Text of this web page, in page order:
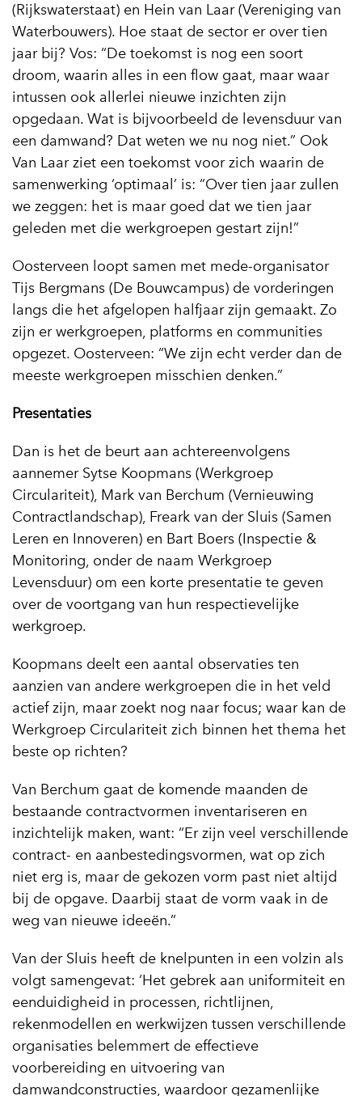
(Rijkswaterstaat) en Hein van Laar (Vereniging van
Waterbouwers). Hoe staat de sector er over tien
jaar bij? Vos: “De toekomst is nog een soort
droom, waarin alles in een flow gaat, maar waar
intussen ook allerlei nieuwe inzichten zijn
opgedaan. Wat is bijvoorbeeld de levensduur van
een damwand? Dat weten we nu nog niet.” Ook
Van Laar ziet een toekomst voor zich waarin de
samenwerking ‘optimaal’ is: “Over tien jaar zullen
we zeggen: het is maar goed dat we tien jaar
geleden met die werkgroepen gestart zijn!”
Oosterveen loopt samen met mede-organisator
Tijs Bergmans (De Bouwcampus) de vorderingen
langs die het afgelopen halfjaar zijn gemaakt. Zo
zijn er werkgroepen, platforms en communities
opgezet. Oosterveen: “We zijn echt verder dan de
meeste werkgroepen misschien denken.”
Presentaties
Dan is het de beurt aan achtereenvolgens
aannemer Sytse Koopmans (Werkgroep
Circulariteit), Mark van Berchum (Vernieuwing
Contractlandschap), Freark van der Sluis (Samen
Leren en Innoveren) en Bart Boers (Inspectie &
Monitoring, onder de naam Werkgroep
Levensduur) om een korte presentatie te geven
over de voortgang van hun respectievelijke
werkgroep.
Koopmans deelt een aantal observaties ten
aanzien van andere werkgroepen die in het veld
actief zijn, maar zoekt nog naar focus; waar kan de
Werkgroep Circulariteit zich binnen het thema het
beste op richten?
Van Berchum gaat de komende maanden de
bestaande contractvormen inventariseren en
inzichtelijk maken, want: “Er zijn veel verschillende
contract- en aanbestedingsvormen, wat op zich
niet erg is, maar de gekozen vorm past niet altijd
bij de opgave. Daarbij staat de vorm vaak in de
weg van nieuwe ideeën.”
Van der Sluis heeft de knelpunten in een volzin als
volgt samengevat: ‘Het gebrek aan uniformiteit en
eenduidigheid in processen, richtlijnen,
rekenmodellen en werkwijzen tussen verschillende
organisaties belemmert de effectieve
voorbereiding en uitvoering van
damwandconstructies, waardoor gezamenlijke